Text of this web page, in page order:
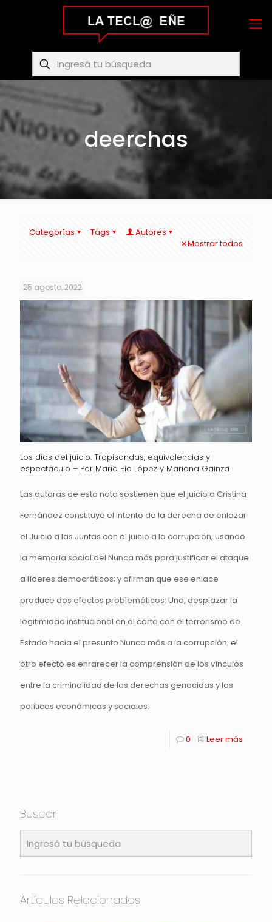
deerchas
Categorías Tags
Autores
Mostrar todos
25 agosto, 2022
Los días del juicio. Trapisondas, equivalencias y
espectáculo – Por María Pía López y Mariana Gainza
Las autoras de esta nota sostienen que el juicio a Cristina
Fernández constituye el intento de la derecha de enlazar
el Juicio a las Juntas con el juicio a la corrupción, usando
la memoria social del Nunca más para justificar el ataque
a líderes democráticos; y afirman que ese enlace
produce dos efectos problemáticos: Uno, desplazar la
legitimidad institucional en el corte con el terrorismo de
Estado hacia el presunto Nunca más a la corrupción; el
otro efecto es enrarecer la comprensión de los vínculos
entre la criminalidad de las derechas genocidas y las
políticas económicas y sociales.
0 Leer más
Buscar
Artículos Relacionados